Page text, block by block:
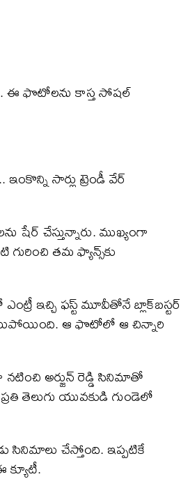
ఈ ఫొటోలను కాస్త సోషల్
సార్లు ట్రెండీ వేర్
చేస్తున్నారు. ముఖ్యంగా
తమ ఫ్యాన్స్​కు
ఇచ్చి ఫస్ట్ మూవీతోనే బ్లాక్​బస్టర్
అయిపోయింది. ఆ ఫొటోలో ఆ చిన్నారి
అర్జున్ రెడ్డి సినిమాతో
తెలుగు యువకుడి గుండెలో
సినిమాలు చేస్తోంది. ఇప్పటికే